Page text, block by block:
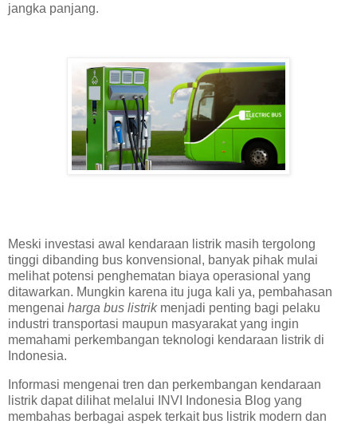
jangka panjang.
Meski investasi awal kendaraan listrik masih tergolong
tinggi dibanding bus konvensional, banyak pihak mulai
melihat potensi penghematan biaya operasional yang
ditawarkan. Mungkin karena itu juga kali ya, pembahasan
mengenai harga bus listrikmenjadi penting bagi pelaku
industri transportasi maupun masyarakat yang ingin
memahami perkembangan teknologi kendaraan listrik di
Indonesia.
Informasi mengenai tren dan perkembangan kendaraan
listrik dapat dilihat melalui INVI Indonesia Blog yang
membahas berbagai aspek terkait bus listrik modern dan